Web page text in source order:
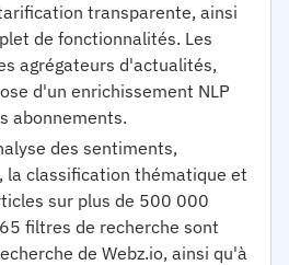
transparente, ainsi
de fonctionnalités. Les
agrégateurs d'actualités,
d'un enrichissement NLP
abonnements.
des sentiments,
classification thématique et
sur plus de 500 000
filtres de recherche sont
de Webz.io, ainsi qu'à